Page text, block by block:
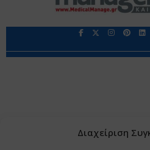
Διαχείριση
Copyright 2009 - 2026